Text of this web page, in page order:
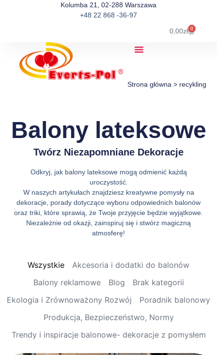
Kolumba 21, 02-288 Warszawa
+48 22 868 -36-97
0,00zł 0
Strona główna > recykling
Balony lateksowe
Twórz Niezapomniane Dekoracje
Odkryj, jak balony lateksowe mogą odmienić każdą
uroczystość.
W naszych artykułach znajdziesz kreatywne pomysły na
dekoracje, porady dotyczące wyboru odpowiednich balonów
oraz triki, które sprawią, że Twoje przyjęcie będzie wyjątkowe.
Niezależnie od okazji, zainspiruj się i stwórz magiczną
atmosferę!
Akcesoria i dodatki do balonów
Balony reklamowe
Blog
Brak kategorii
Ekologia i Zrównoważony Rozwój
Poradnik balonowy
Produkcja, Bezpieczeństwo, Normy
Trendy i inspiracje balonowe- dekoracje z pomysłem
Wszystkie